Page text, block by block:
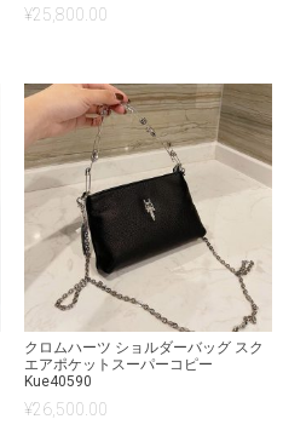
5段階中
5.00
¥25,800.00
クロムハーツ ショルダーバッグ スク
エアポケットスーパーコピー
Kue40590
¥26,500.00